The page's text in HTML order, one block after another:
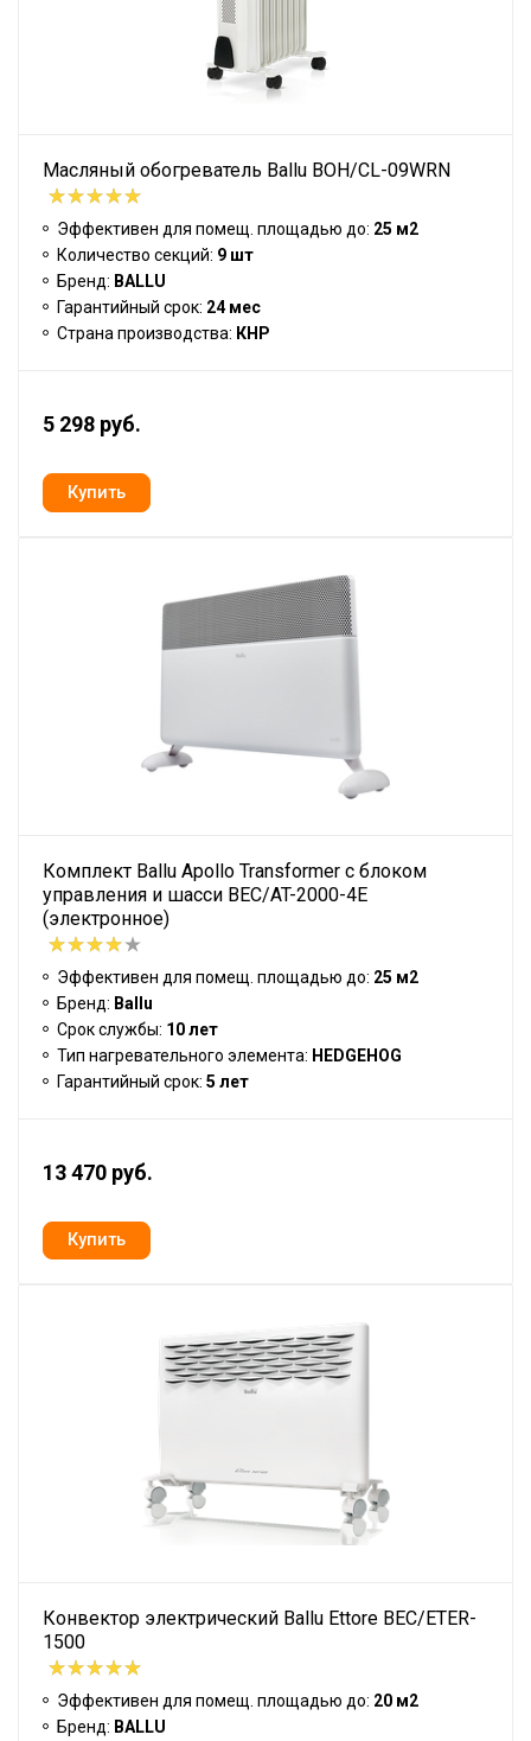
Масляный обогреватель Ballu BOH/CL-09WRN
Эффективен для помещ. площадью до: 25 м2
Количество секций: 9 шт
Бренд: BALLU
Гарантийный срок: 24 мес
Страна производства: КНР
5 298 руб.
Комплект Ballu Apollo Transformer с блоком
управления и шасси BEC/AT-2000-4E
(электронное)
Эффективен для помещ. площадью до: 25 м2
Бренд: Ballu
Срок службы: 10 лет
Тип нагревательного элемента: HEDGEHOG
Гарантийный срок: 5 лет
13 470 руб.
Конвектор электрический Ballu Ettore BEC/ETER-
1500
Эффективен для помещ. площадью до: 20 м2
Бренд: BALLU